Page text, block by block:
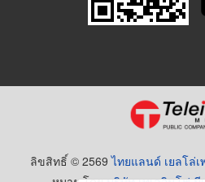
ลิขสิทธิ์ © 2569ไทยแลนด์ เยลโล่เ